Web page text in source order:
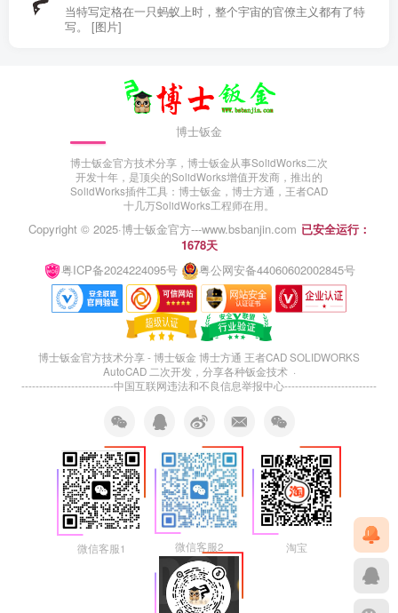
当特写定格在一只蚂蚁上时，整个宇宙的官僚主义都有了特
写。 [图片]
博士钣金
博士钣金官方技术分享，博士钣金从事SolidWorks二次
开发十年，是顶尖的SolidWorks增值开发商，推出的
SolidWorks插件工具：博士钣金，博士方通，王者CAD
十几万SolidWorks工程师在用。
Copyright © 2025·博士钣金官方---www.bsbanjin.com 已安全运行：
1678天
粤ICP备2024224095号
粤公网安备44060602002845号
博士钣金官方技术分享 - 博士钣金 博士方通 王者CAD SOLIDWORKS
AutoCAD 二次开发，分享各种钣金技术 ·
--------------------------中国互联网违法和不良信息举报中心--------------------------
微信客服1 微信客服2 淘宝